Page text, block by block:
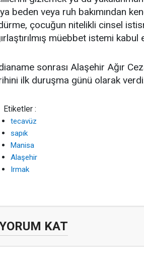
beden veya ruh bakımından
çocuğun nitelikli cinsel
müebbet istemi kabul
sonrası Alaşehir Ağır
ilk duruşma günü olarak
Etiketler :
tecavüz
sapık
Manisa
Alaşehir
Irmak
KAT